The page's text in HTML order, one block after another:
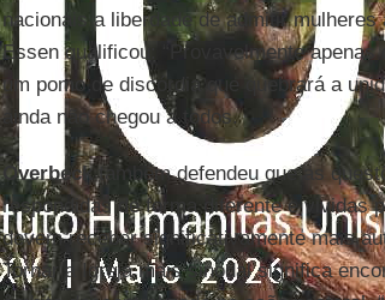
nacionais a liberdade de admitir
Essen qualificou: “Provavelmente
um pomo de discórdia que quebrará a
ainda não chegou a todos.
Overbecktambém defendeu que as
respondidas de forma diferente e vividas
devem receber significativamente mais
Tornar a Igreja mais sinodal significa